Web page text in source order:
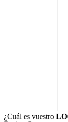
¿Cuál es vuestro